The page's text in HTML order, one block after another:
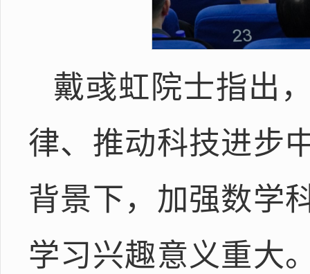
戴彧虹院士指出
律、推动科技进步
背景下，加强数学
学习兴趣意义重大